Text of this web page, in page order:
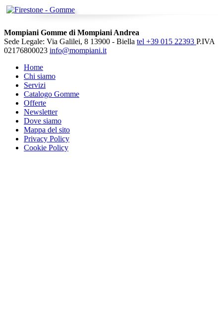
Mompiani Gomme di Mompiani Andrea
Sede Legale: Via Galilei, 8 13900 - Biella tel +39 015 22393 P.IVA
02176800023 info@mompiani.it
Home
Chi siamo
Servizi
Catalogo Gomme
Offerte
Newsletter
Dove siamo
Mappa del sito
Privacy Policy
Cookie Policy